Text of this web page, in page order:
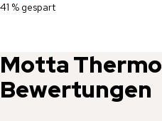
41 % gespart
Motta
Bewertungen